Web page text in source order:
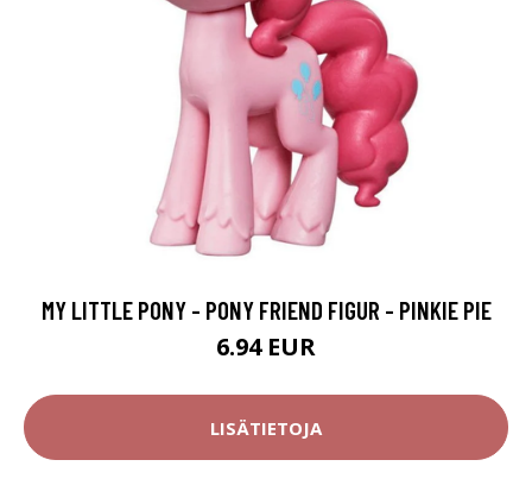
MY LITTLE PONY - PONY FRIEND FIGUR - PINKIE PIE
6.94 EUR
LISÄTIETOJA